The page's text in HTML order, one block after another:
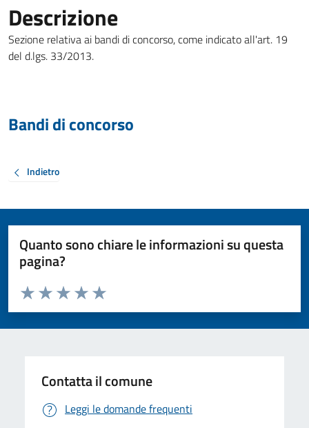
Descrizione
Sezione relativa ai bandi di concorso, come indicato all'art. 19
del d.lgs. 33/2013.
Bandi di concorso
Indietro
Quanto sono chiare le informazioni su questa
pagina?
Valuta da 1 a 5 stelle la pagina
Valuta 5 stelle su 5
Valuta 4 stelle su 5
Valuta 3 stelle su 5
Valuta 2 stelle su 5
Valuta 1 stelle su 5
Contatta il comune
Leggi le domande frequenti